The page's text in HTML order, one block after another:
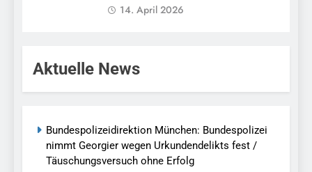
14. April 2026
Aktuelle News
Bundespolizeidirektion München: Bundespolizei
nimmt Georgier wegen Urkundendelikts fest /
Täuschungsversuch ohne Erfolg